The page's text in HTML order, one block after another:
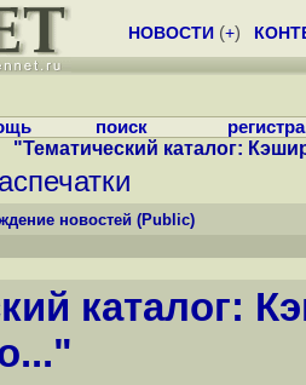
НОВОСТИ (+)
поиск
"Тематический каталог:
новостей (Public)
каталог: